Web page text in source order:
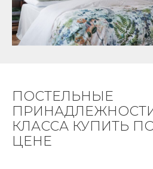
ПОСТЕЛЬНЫЕ
КЛАССА КУПИТЬ
ЦЕНЕ